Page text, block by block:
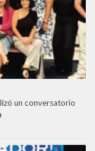
un conversatorio